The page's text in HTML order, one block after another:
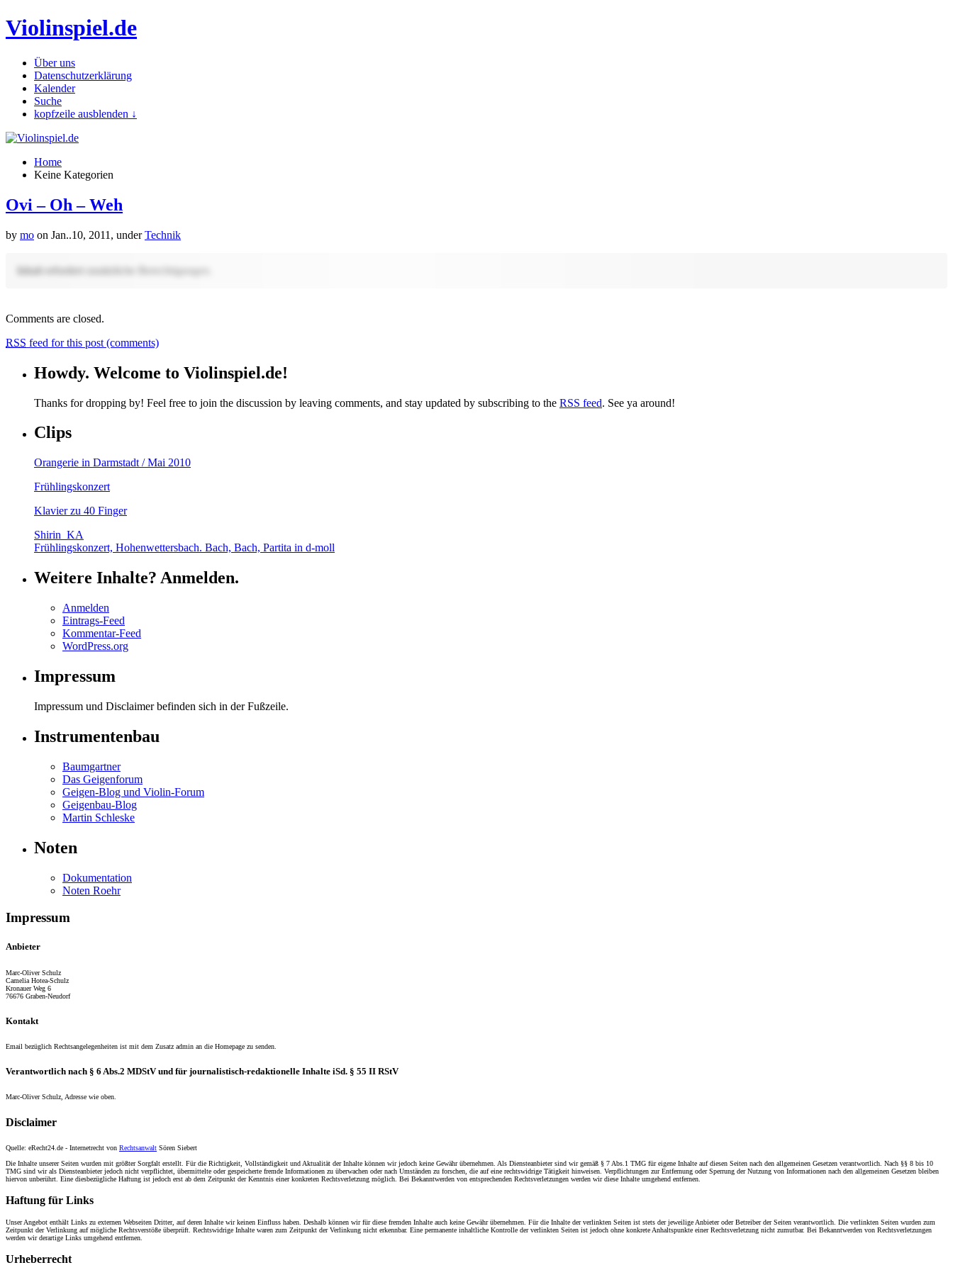
Violinspiel.de
Über uns
Datenschutzerklärung
Kalender
Suche
kopfzeile ausblenden ↓
Home
Keine Kategorien
Ovi – Oh – Weh
by mo on Jan..10, 2011, underTechnik
Inhalt erfordert zusätzliche Berechtigungen.
Comments are closed.
RSS feed for this post (comments)
Howdy. Welcome to Violinspiel.de!
Thanks for dropping by! Feel free to join the discussion by leaving comments, and stay updated by subscribing to the RSS feed. See ya around!
Clips
Orangerie in Darmstadt / Mai 2010
Frühlingskonzert
Klavier zu 40 Finger
Shirin_KA
Frühlingskonzert, Hohenwettersbach. Bach, Bach, Partita in d-moll
Weitere Inhalte? Anmelden.
Anmelden
Eintrags-Feed
Kommentar-Feed
WordPress.org
Impressum
Impressum und Disclaimer befinden sich in der Fußzeile.
Instrumentenbau
Baumgartner
Das Geigenforum
Geigen-Blog und Violin-Forum
Geigenbau-Blog
Martin Schleske
Noten
Dokumentation
Noten Roehr
Impressum
Anbieter
Marc-Oliver Schulz
Camelia Hotea-Schulz
Kronauer Weg 6
76676 Graben-Neudorf
Kontakt
Email bezüglich Rechtsangelegenheiten ist mit dem Zusatz admin an die Homepage zu senden.
Verantwortlich nach § 6 Abs.2 MDStV und für journalistisch-redaktionelle Inhalte iSd. § 55 II RStV
Marc-Oliver Schulz, Adresse wie oben.
Disclaimer
Quelle: eRecht24.de - Internetrecht von Rechtsanwalt Sören Siebert
Die Inhalte unserer Seiten wurden mit größter Sorgfalt erstellt. Für die Richtigkeit, Vollständigkeit und Aktualität der Inhalte können wir jedoch keine Gewähr übernehmen. Als Diensteanbieter sind wir gemäß § 7 Abs.1 TMG für eigene Inhalte auf diesen Seiten nach den allgemeinen Gesetzen verantwortlich. Nach §§ 8 bis 10
TMG sind wir als Diensteanbieter jedoch nicht verpflichtet, übermittelte oder gespeicherte fremde Informationen zu überwachen oder nach Umständen zu forschen, die auf eine rechtswidrige Tätigkeit hinweisen. Verpflichtungen zur Entfernung oder Sperrung der Nutzung von Informationen nach den allgemeinen Gesetzen bleiben
hiervon unberührt. Eine diesbezügliche Haftung ist jedoch erst ab dem Zeitpunkt der Kenntnis einer konkreten Rechtsverletzung möglich. Bei Bekanntwerden von entsprechenden Rechtsverletzungen werden wir diese Inhalte umgehend entfernen.
Haftung für Links
Unser Angebot enthält Links zu externen Webseiten Dritter, auf deren Inhalte wir keinen Einfluss haben. Deshalb können wir für diese fremden Inhalte auch keine Gewähr übernehmen. Für die Inhalte der verlinkten Seiten ist stets der jeweilige Anbieter oder Betreiber der Seiten verantwortlich. Die verlinkten Seiten wurden zum
Zeitpunkt der Verlinkung auf mögliche Rechtsverstöße überprüft. Rechtswidrige Inhalte waren zum Zeitpunkt der Verlinkung nicht erkennbar. Eine permanente inhaltliche Kontrolle der verlinkten Seiten ist jedoch ohne konkrete Anhaltspunkte einer Rechtsverletzung nicht zumutbar. Bei Bekanntwerden von Rechtsverletzungen
werden wir derartige Links umgehend entfernen.
Urheberrecht